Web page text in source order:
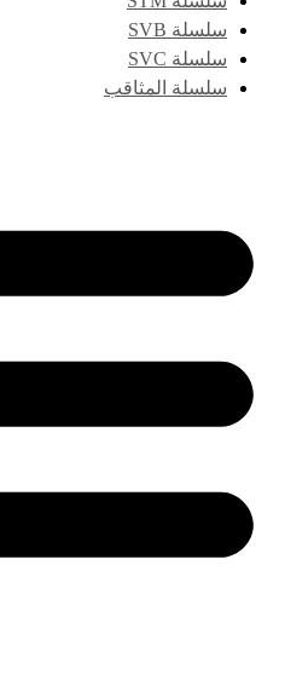
سلسلة SVB
سلسلة SVC
سلسلة المثاقب